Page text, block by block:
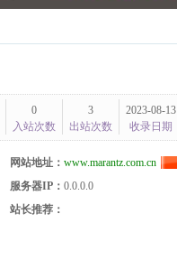
0
入站次数
3
出站次数
2023-08-13
收录日期
网站地址： www.marantz.com.cn
服务器IP： 0.0.0.0
站长推荐：